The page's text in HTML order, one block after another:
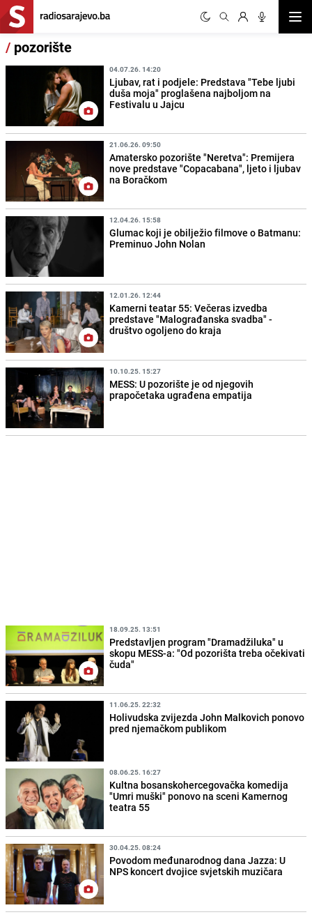
/ pozorište
04.07.26. 14:20
Ljubav, rat i podjele: Predstava "Tebe ljubi
duša moja" proglašena najboljom na
Festivalu u Jajcu
21.06.26. 09:50
Amatersko pozorište "Neretva": Premijera
nove predstave "Copacabana", ljeto i ljubav
na Boračkom
12.04.26. 15:58
Glumac koji je obilježio filmove o Batmanu:
Preminuo John Nolan
12.01.26. 12:44
Kamerni teatar 55: Večeras izvedba
predstave "Malograđanska svadba" -
društvo ogoljeno do kraja
10.10.25. 15:27
MESS: U pozorište je od njegovih
prapočetaka ugrađena empatija
18.09.25. 13:51
Predstavljen program "Dramadžiluka" u
skopu MESS-a: "Od pozorišta treba očekivati
čuda"
11.06.25. 22:32
Holivudska zvijezda John Malkovich ponovo
pred njemačkom publikom
08.06.25. 16:27
Kultna bosanskohercegovačka komedija
"Umri muški" ponovo na sceni Kamernog
teatra 55
30.04.25. 08:24
Povodom međunarodnog dana Jazza: U
NPS koncert dvojice svjetskih muzičara